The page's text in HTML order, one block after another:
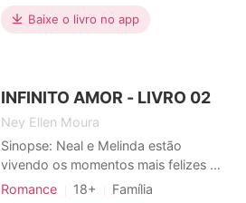
administra a Costa Leste. Minha irmã
pode se casar com o irmão dele, mas
que me obriga a viver em su
Casamento arranjado
Casamento após um curto namoro
Baixe o livro no app
INFINITO AMOR - LIVRO 02
Ney Ellen Moura
Sinopse: Neal e Melinda estão
vivendo os momentos mais felizes de
suas vidas. Casamento, filhos a
Romance 18+
Família